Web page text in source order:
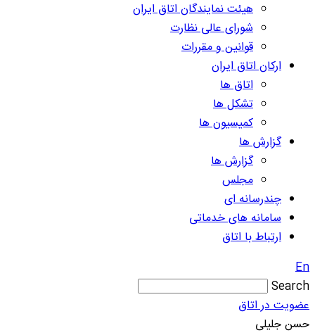
هیئت نمایندگان اتاق ایران
شورای عالی نظارت
قوانین و مقررات
ارکان اتاق ایران
اتاق ها
تشکل ها
کمیسیون ها
گزارش ها
گزارش ها
مجلس
چندرسانه ای
سامانه های خدماتی
ارتباط با اتاق
En
Search
عضویت در اتاق
حسن جلیلی